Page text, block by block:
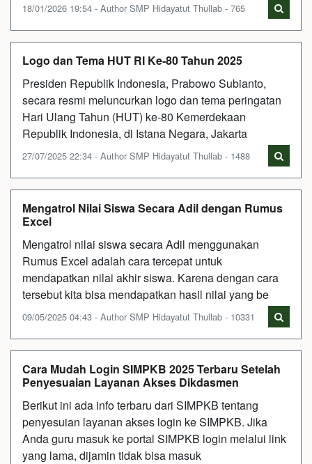
18/01/2026 19:54 - Author SMP Hidayatut Thullab - 765
Logo dan Tema HUT RI Ke-80 Tahun 2025
Presiden Republik Indonesia, Prabowo Subianto,
secara resmi meluncurkan logo dan tema peringatan
Hari Ulang Tahun (HUT) ke-80 Kemerdekaan
Republik Indonesia, di Istana Negara, Jakarta
27/07/2025 22:34 - Author SMP Hidayatut Thullab - 1488
Mengatrol Nilai Siswa Secara Adil dengan Rumus
Excel
Mengatrol nilai siswa secara Adil menggunakan
Rumus Excel adalah cara tercepat untuk
mendapatkan nilai akhir siswa. Karena dengan cara
tersebut kita bisa mendapatkan hasil nilai yang be
09/05/2025 04:43 - Author SMP Hidayatut Thullab - 10331
Cara Mudah Login SIMPKB 2025 Terbaru Setelah
Penyesuaian Layanan Akses Dikdasmen
Berikut ini ada info terbaru dari SIMPKB tentang
penyesuian layanan akses login ke SIMPKB. Jika
Anda guru masuk ke portal SIMPKB login melalui link
yang lama, dijamin tidak bisa masuk